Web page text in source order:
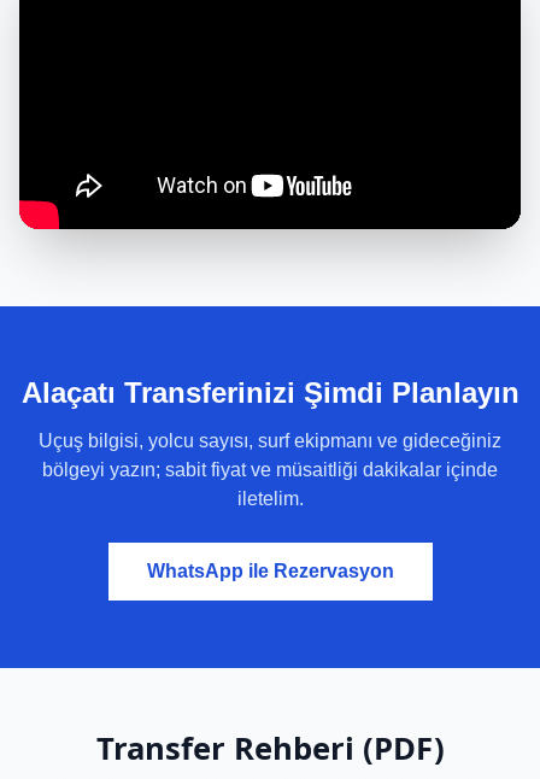
Alaçatı Transferinizi Şimdi Planlayın
Uçuş bilgisi, yolcu sayısı, surf ekipmanı ve gideceğiniz
bölgeyi yazın; sabit fiyat ve müsaitliği dakikalar içinde
iletelim.
WhatsApp ile Rezervasyon
Transfer Rehberi (PDF)